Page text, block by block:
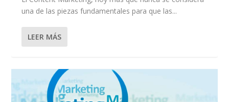
una de las piezas fundamentales para que las...
LEER MÁS